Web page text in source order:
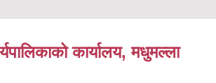
कार्यालय, मधुमल्ला